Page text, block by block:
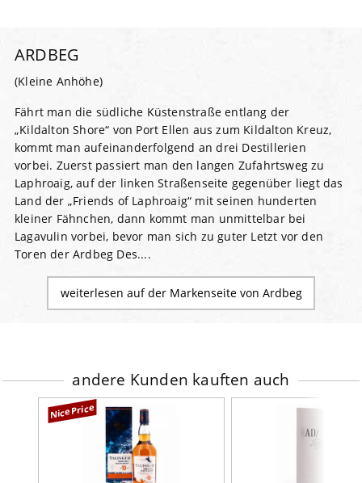
ARDBEG
(Kleine Anhöhe)
Fährt man die südliche Küstenstraße entlang der
„Kildalton Shore“ von Port Ellen aus zum Kildalton Kreuz,
kommt man aufeinanderfolgend an drei Destillerien
vorbei. Zuerst passiert man den langen Zufahrtsweg zu
Laphroaig, auf der linken Straßenseite gegenüber liegt das
Land der „Friends of Laphroaig“ mit seinen hunderten
kleiner Fähnchen, dann kommt man unmittelbar bei
Lagavulin vorbei, bevor man sich zu guter Letzt vor den
Toren der Ardbeg Des....
weiterlesen auf der Markenseite von Ardbeg
andere Kunden kauften auch
NicePrice